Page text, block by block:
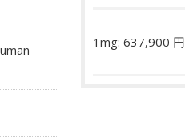
1mg: 637,900 円